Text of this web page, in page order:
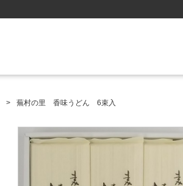
蕪村の里 香味うどん 6束入